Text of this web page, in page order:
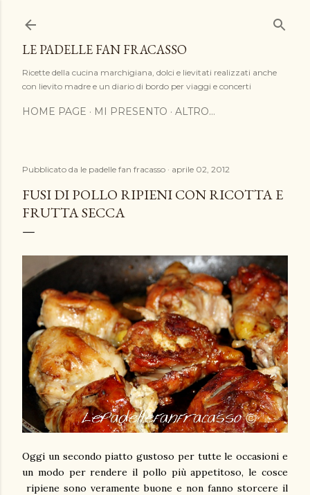
LE PADELLE FAN FRACASSO
Ricette della cucina marchigiana, dolci e lievitati realizzati anche
con lievito madre e un diario di bordo per viaggi e concerti
HOME PAGE MI PRESENTO ALTRO…
Pubblicato da le padelle fan fracasso aprile 02, 2012
FUSI DI POLLO RIPIENI CON RICOTTA E
FRUTTA SECCA
Oggi un secondo piatto gustoso per tutte le occasioni e
un modo per rendere il pollo più appetitoso, le cosce
ripiene sono veramente buone e non fanno storcere il